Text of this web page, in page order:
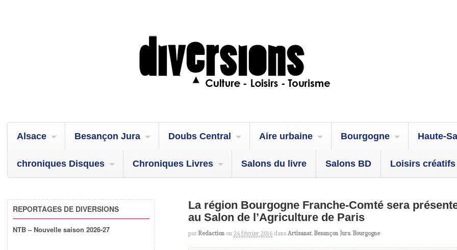
Alsace Besançon Jura Doubs Central Aire urbaine Bourgogne Haute-
chroniques Disques Chroniques Livres Salons du livre Salons BD Loisirs créatifs
La région Bourgogne Franche-Comté sera
au Salon de l’Agriculture de Paris
par Redaction on 24 février 2016 dans Artisanat,Besançon Jura,Bourgogne
REPORTAGES DE DIVERSIONS
NTB – Nouvelle saison 2026-27